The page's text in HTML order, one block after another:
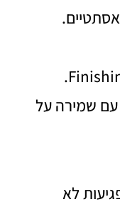
עם שמירה על
לא